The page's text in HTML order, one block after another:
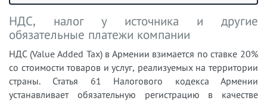
НДС, налог у источника и другие
обязательные платежи компании
НДС (Value Added Tax) в Армении взимается по ставке 20%
со стоимости товаров и услуг, реализуемых на территории
страны. Статья 61 Налогового кодекса Армении
устанавливает обязательную регистрацию в качестве